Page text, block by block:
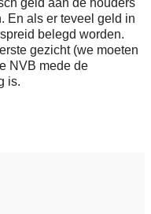
En als er teveel geld in
belegd worden.
gezicht (we moeten
NVB mede de
is.